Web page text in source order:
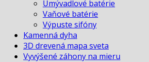
Umývadlové batérie
Vaňové batérie
Výpuste sifóny
Kamenná dyha
3D drevená mapa sveta
Vyvýšené záhony na mieru